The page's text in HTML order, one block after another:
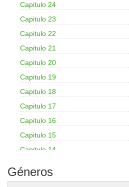
Capitulo 24
Capitulo 23
Capitulo 22
Capitulo 21
Capitulo 20
Capitulo 19
Capitulo 18
Capitulo 17
Capitulo 16
Capitulo 15
Capitulo 14
Capitulo 12
Géneros